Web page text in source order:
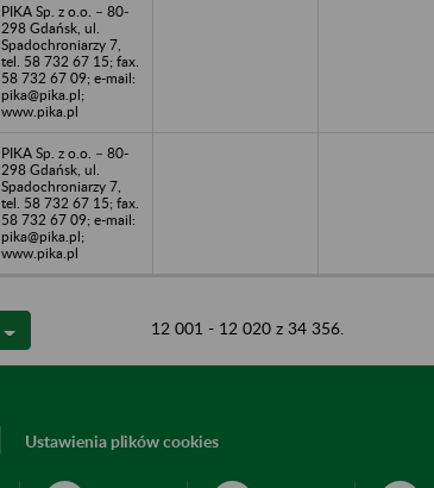
PIKA Sp. z o.o. – 80-
298 Gdańsk, ul.
Spadochroniarzy 7,
tel. 58 732 67 15; fax.
58 732 67 09; e-mail:
pika@pika.pl;
www.pika.pl
PIKA Sp. z o.o. – 80-
298 Gdańsk, ul.
Spadochroniarzy 7,
tel. 58 732 67 15; fax.
58 732 67 09; e-mail:
pika@pika.pl;
www.pika.pl
12 001 - 12 020 z 34 356.
Ustawienia plików cookies